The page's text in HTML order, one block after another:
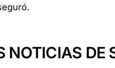
NOTICIAS DE